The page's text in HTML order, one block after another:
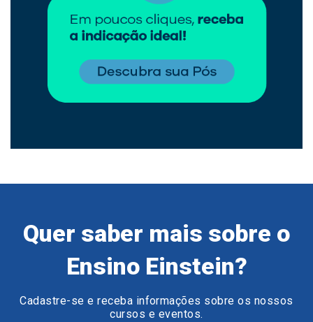
Quer saber mais sobre o
Ensino Einstein?
Cadastre-se e receba informações sobre os nossos
cursos e eventos.